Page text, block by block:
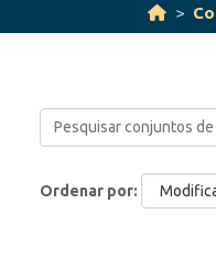
Ordenar por